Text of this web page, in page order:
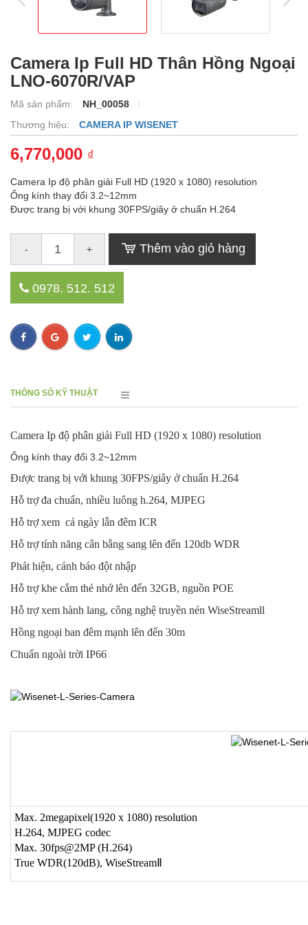
Camera Ip Full HD Thân Hồng Ngoại
LNO-6070R/VAP
Mã sản phẩm:
NH_00058
Thương hiệu:
CAMERA IP WISENET
6,770,000 ₫
Camera Ip độ phân giải Full HD (1920 x 1080) resolution
Ống kính thay đổi 3.2~12mm
Được trang bị với khung 30FPS/giây ở chuẩn H.264
- + Thêm vào giỏ hàng
0978. 512. 512
THÔNG SỐ KỸ THUẬT
Camera Ip độ phân giải Full HD (1920 x 1080) resolution
Ống kính thay đổi 3.2~12mm
Được trang bị với khung 30FPS/giây ở chuẩn H.264
Hỗ trợ đa chuẩn, nhiều luông h.264, MJPEG
Hỗ trợ xem cả ngày lẫn đêm ICR
Hỗ trợ tính năng cân bằng sang lên đến 120db WDR
Phát hiện, cảnh báo đột nhập
Hỗ trợ khe cắm thẻ nhớ lên đến 32GB, nguồn POE
Hỗ trợ xem hành lang, công nghệ truyền nén WiseStreamll
Hồng ngoại ban đêm mạnh lên đến 30m
Chuẩn ngoài trời IP66
Max. 2megapixel(1920 x 1080) resolution
H.264, MJPEG codec
Max. 30fps@2MP (H.264)
True WDR(120dB), WiseStreamⅡ